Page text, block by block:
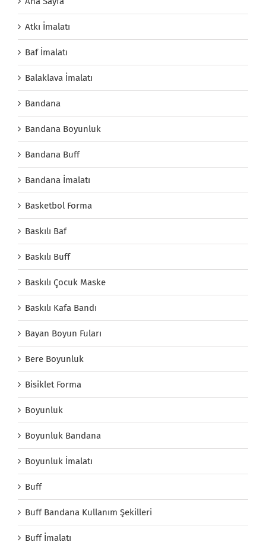
Atkı İmalatı
Baf İmalatı
Balaklava İmalatı
Bandana
Bandana Boyunluk
Bandana Buff
Bandana İmalatı
Basketbol Forma
Baskılı Baf
Baskılı Buff
Baskılı Çocuk Maske
Baskılı Kafa Bandı
Bayan Boyun Fuları
Bere Boyunluk
Bisiklet Forma
Boyunluk
Boyunluk Bandana
Boyunluk İmalatı
Buff
Buff Bandana Kullanım Şekilleri
Buff İmalatı